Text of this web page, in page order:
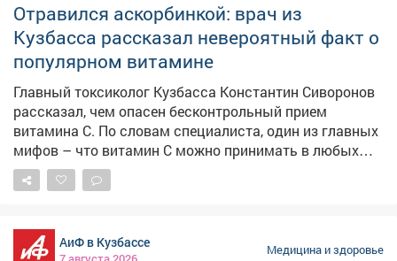
Отравился аскорбинкой: врач из
Кузбасса рассказал невероятный факт о
популярном витамине
Главный токсиколог Кузбасса Константин Сиворонов
рассказал, чем опасен бесконтрольный прием
витамина С. По словам специалиста, один из главных
мифов – что витамин С можно принимать в любых
количествах, раз он водорастворимый. На деле прием
более 2000 мг в сутки способен вызвать диарею,
справляется с усвоением избытка. Главный
токсикологический риск – камни в почках. Избыток
АиФ в Кузбассе Медицина и здоровье